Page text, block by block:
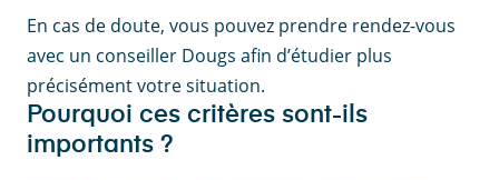
En cas de doute, vous pouvez prendre rendez-vous
avec un conseiller Dougs afin d’étudier plus
précisément votre situation.
Pourquoi ces critères sont-ils
importants ?